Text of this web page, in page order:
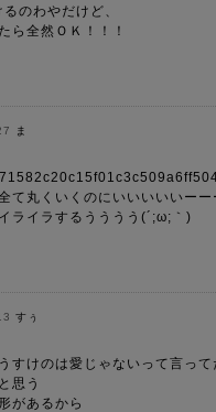
のわやだけど、
ら全然ＯＫ！！！
ま
て丸くいくのにいいいいいーー
ライラするうううう(´;ω;｀)
すぅ
すけのは愛じゃないって言って
思う
があるから